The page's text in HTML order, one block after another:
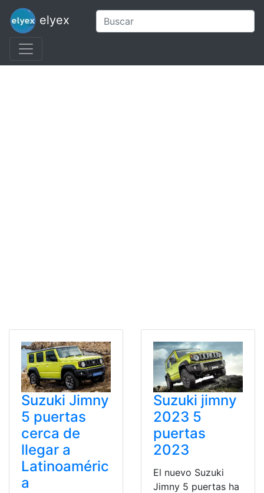
elyex
Suzuki Jimny
5 puertas
cerca de
llegar a
Latinoaméric
a
Suzuki jimny
2023 5
puertas
2023
El nuevo Suzuki
Jimny 5 puertas ha